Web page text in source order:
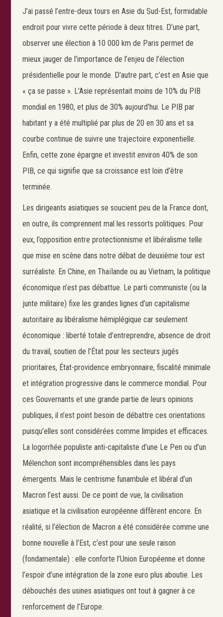
J’ai passé l’entre-deux tours en Asie du Sud-Est, formidable
endroit pour vivre cette période à deux titres. D’une part,
observer une élection à 10 000 km de Paris permet de
mieux jauger de l’importance de l’enjeu de l’élection
présidentielle pour le monde. D’autre part, c’est en Asie que
« ça se passe ». L’Asie représentait moins de 10% du PIB
mondial en 1980, et plus de 30% aujourd’hui. Le PIB par
habitant y a été multiplié par plus de 20 en 30 ans et sa
courbe continue de suivre une trajectoire exponentielle.
Enfin, cette zone épargne et investit environ 40% de son
PIB, ce qui signifie que sa croissance est loin d’être
terminée.
Les dirigeants asiatiques se soucient peu de la France dont,
en outre, ils comprennent mal les ressorts politiques. Pour
eux, l’opposition entre protectionnisme et libéralisme telle
que mise en scène dans notre débat de deuxième tour est
surréaliste. En Chine, en Thaïlande ou au Vietnam, la politique
économique n’est pas débattue. Le parti communiste (ou la
junte militaire) fixe les grandes lignes d’un capitalisme
autoritaire au libéralisme hémiplégique car seulement
économique : liberté totale d’entreprendre, absence de droit
du travail, soutien de l’État pour les secteurs jugés
prioritaires, État-providence embryonnaire, fiscalité minimale
et intégration progressive dans le commerce mondial. Pour
ces Gouvernants et une grande partie de leurs opinions
publiques, il n’est point besoin de débattre ces orientations
puisqu’elles sont considérées comme limpides et efficaces.
La logorrhée populiste anti-capitaliste d’une Le Pen ou d’un
Mélenchon sont incompréhensibles dans les pays
émergents. Mais le centrisme funambule et libéral d’un
Macron l’est aussi. De ce point de vue, la civilisation
asiatique et la civilisation européenne diffèrent encore. En
réalité, si l’élection de Macron a été considérée comme une
bonne nouvelle à l’Est, c’est pour une seule raison
(fondamentale) : elle conforte l’Union Européenne et donne
l’espoir d’une intégration de la zone euro plus aboutie. Les
débouchés des usines asiatiques ont tout à gagner à ce
renforcement de l’Europe.